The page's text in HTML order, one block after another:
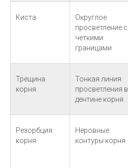
Киста
Округлое
просветление с
четкими
границами
Трещина
корня
Тонкая линия
просветления в
дентине корня
Резорбция
корня
Неровные
контуры корня